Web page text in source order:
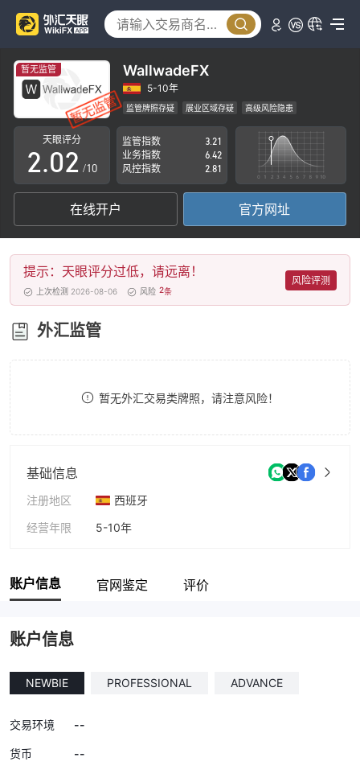
暂无监管 WallwadeFX
5-10年
监管牌照存疑 展业区域存疑 高级风险隐患
天眼评分
0
1
2
3
4
5
6
7
8
.0
1
2
3
4
5
6
0
1
2
3
4
5
6
7
8
/10
监管指数
3.21
业务指数
6.42
风控指数
2.81
在线开户 官方网址
提示：天眼评分过低，请远离！
上次检测 2026-08-06 风险 2条
风险评测
外汇监管
暂无外汇交易类牌照，请注意风险！
基础信息
注册地区
西班牙
经营年限
5-10年
账户信息 官网鉴定 评价
账户信息
NEWBIE PROFESSIONAL ADVANCE
交易环境 --
货币 --